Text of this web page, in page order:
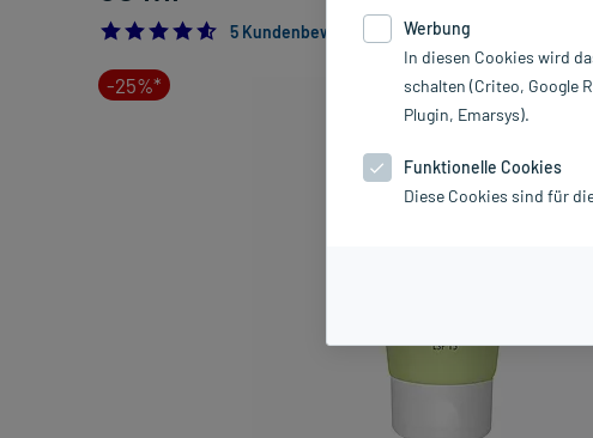
4.6
5 Kundenbewertungen*
-25%*
Werbung
In diesen Cookies wird
schalten (Criteo, Google
Plugin, Emarsys).
Funktionelle Cookies
Diese Cookies sind für